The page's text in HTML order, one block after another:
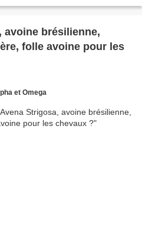
avoine brésilienne,
folle avoine pour les
et Omega